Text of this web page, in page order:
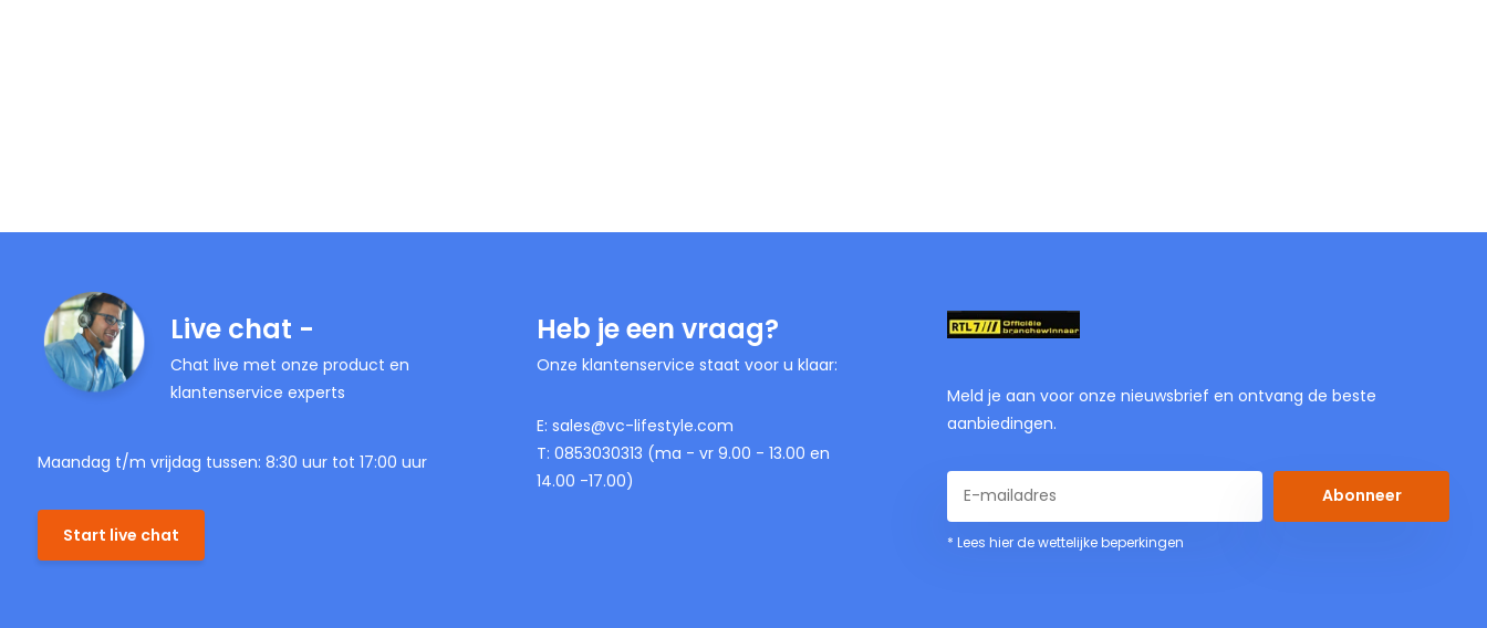
Live chat -
Chat live met onze product en
klantenservice experts
Maandag t/m vrijdag tussen: 8:30 uur tot 17:00 uur
Start live chat
Heb je een vraag?
Onze klantenservice staat voor u klaar:
E: sales@vc-lifestyle.com
T: 0853030313 (ma - vr 9.00 - 13.00 en
14.00 -17.00)
Meld je aan voor onze nieuwsbrief en ontvang de beste
aanbiedingen.
Abonneer
* Lees hier de wettelijke beperkingen